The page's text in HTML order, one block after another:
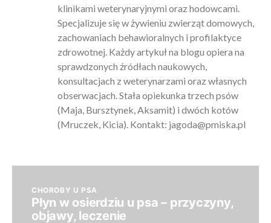
klinikami weterynaryjnymi oraz hodowcami.
Specjalizuje się w żywieniu zwierząt domowych,
zachowaniach behawioralnych i profilaktyce
zdrowotnej. Każdy artykuł na blogu opiera na
sprawdzonych źródłach naukowych,
konsultacjach z weterynarzami oraz własnych
obserwacjach. Stała opiekunka trzech psów
(Maja, Bursztynek, Aksamit) i dwóch kotów
(Mruczek, Kicia). Kontakt: jagoda@pmiska.pl
CHOROBY U PSA
Płyn w osierdziu u psa – przyczyny,
objawy, leczenie